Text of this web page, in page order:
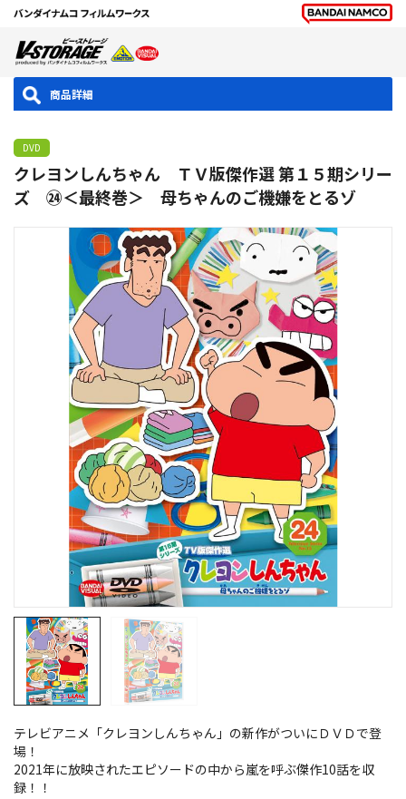
商品詳細
DVD
クレヨンしんちゃん ＴＶ版傑作選 第１５期シリー
ズ ㉔＜最終巻＞ 母ちゃんのご機嫌をとるゾ
テレビアニメ「クレヨンしんちゃん」の新作がついにＤＶＤで登
場！
2021年に放映されたエピソードの中から嵐を呼ぶ傑作10話を収
録！！